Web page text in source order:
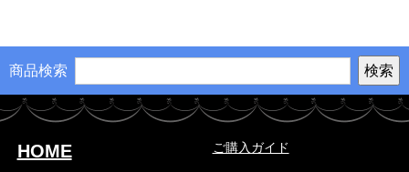
商品検索
HOME
ご購入ガイド